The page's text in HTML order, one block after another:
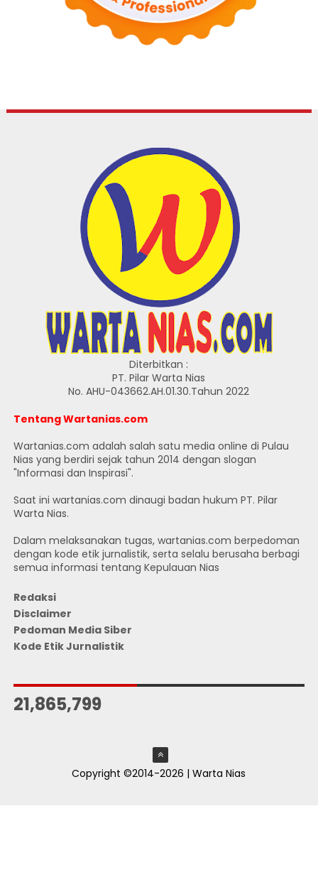
Diterbitkan :
PT. Pilar Warta Nias
No. AHU-043662.AH.01.30.Tahun 2022
Tentang Wartanias.com
Wartanias.com adalah salah satu media online di Pulau
Nias yang berdiri sejak tahun 2014 dengan slogan
"Informasi dan Inspirasi".
Saat ini wartanias.com dinaugi badan hukum PT. Pilar
Warta Nias.
Dalam melaksanakan tugas, wartanias.com berpedoman
dengan kode etik jurnalistik, serta selalu berusaha berbagi
semua informasi tentang Kepulauan Nias
Redaksi
Disclaimer
Pedoman Media Siber
Kode Etik Jurnalistik
21,865,799
Copyright ©2014-2026 | Warta Nias